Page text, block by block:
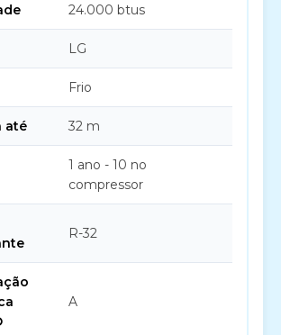
24.000 btus
LG
Frio
até 32 m
1 ano - 10 no
compressor
R-32
A